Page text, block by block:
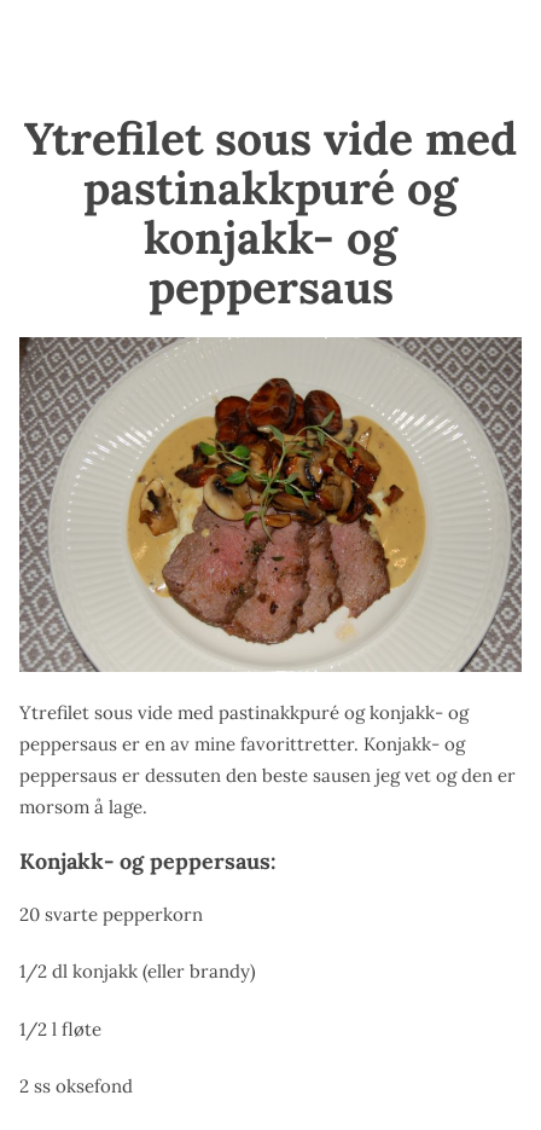
Ytrefilet sous vide med
pastinakkpuré og
konjakk- og
peppersaus
Ytrefilet sous vide med pastinakkpuré og konjakk- og
peppersaus er en av mine favorittretter. Konjakk- og
peppersaus er dessuten den beste sausen jeg vet og den er
morsom å lage.
Konjakk- og peppersaus:
20 svarte pepperkorn
1/2 dl konjakk (eller brandy)
1/2 l fløte
2 ss oksefond